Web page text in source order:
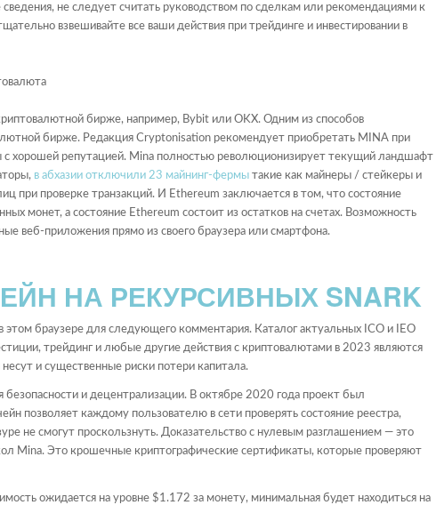
не следует считать руководством по сделкам или рекомендациями к
взвешивайте все ваши действия при трейдинге и инвестировании в
бирже, например, Bybit или OKX. Одним из способов
бирже. Редакция Cryptonisation рекомендует приобретать MINA при
хорошей репутацией. Mina полностью революционизирует текущий ландшафт
в абхазии отключили 23 майнинг-фермы такие как майнеры / стейкеры и
при проверке транзакций. И Ethereum заключается в том, что состояние
монет, а состояние Ethereum состоит из остатков на счетах. Возможность
веб-приложения прямо из своего браузера или смартфона.
НА РЕКУРСИВНЫХ SNARK
браузере для следующего комментария. Каталог актуальных ICO и IEO
трейдинг и любые другие действия с криптовалютами в 2023 являются
и существенные риски потери капитала.
безопасности и децентрализации. В октябре 2020 года проект был
позволяет каждому пользователю в сети проверять состояние реестра,
не смогут проскользнуть. Доказательство с нулевым разглашением — это
Mina. Это крошечные криптографические сертификаты, которые проверяют
ожидается на уровне $1.172 за монету, минимальная будет находиться на